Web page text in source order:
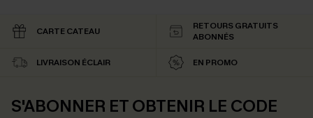
CARTE CATEAU
RETOURS GRATUITS
ABONNÉS
LIVRAISON ÉCLAIR EN PROMO
S'ABONNER ET OBTENIR LE CODE